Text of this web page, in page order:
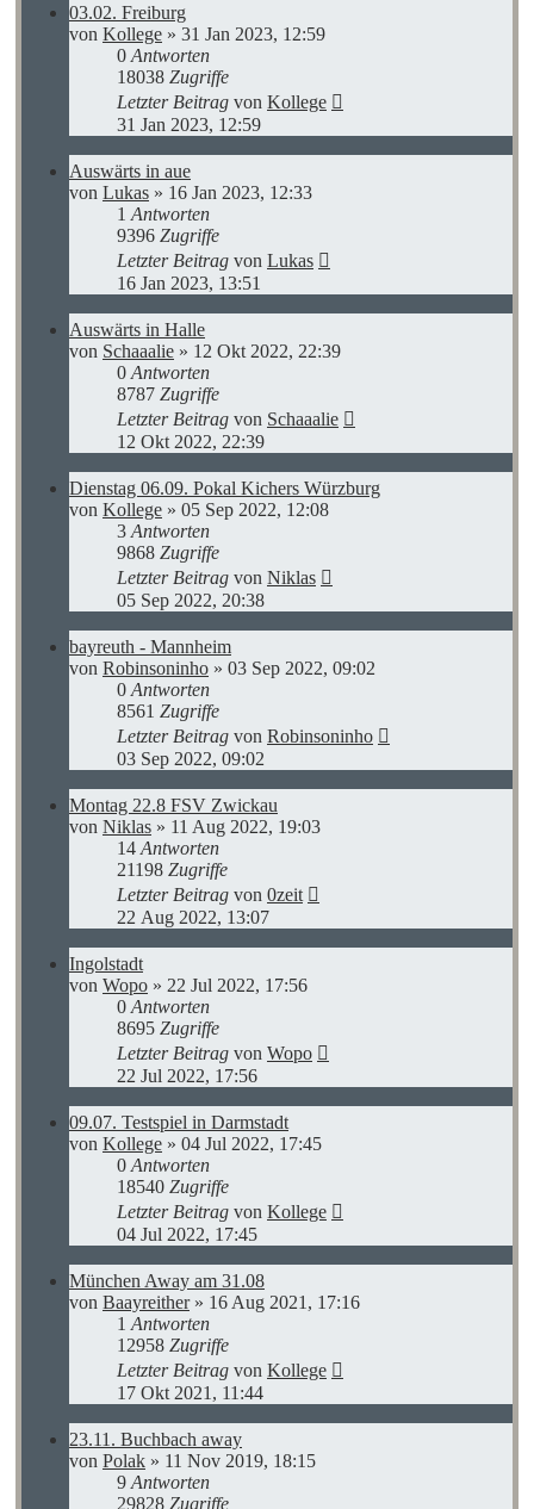
03.02. Freiburg
von Kollege » 31 Jan 2023, 12:59
0 Antworten
18038 Zugriffe
Letzter Beitrag von Kollege
31 Jan 2023, 12:59
Auswärts in aue
von Lukas » 16 Jan 2023, 12:33
1 Antworten
9396 Zugriffe
Letzter Beitrag von Lukas
16 Jan 2023, 13:51
Auswärts in Halle
von Schaaalie » 12 Okt 2022, 22:39
0 Antworten
8787 Zugriffe
Letzter Beitrag von Schaaalie
12 Okt 2022, 22:39
Dienstag 06.09. Pokal Kichers Würzburg
von Kollege » 05 Sep 2022, 12:08
3 Antworten
9868 Zugriffe
Letzter Beitrag von Niklas
05 Sep 2022, 20:38
bayreuth - Mannheim
von Robinsoninho » 03 Sep 2022, 09:02
0 Antworten
8561 Zugriffe
Letzter Beitrag von Robinsoninho
03 Sep 2022, 09:02
Montag 22.8 FSV Zwickau
von Niklas » 11 Aug 2022, 19:03
14 Antworten
21198 Zugriffe
Letzter Beitrag von 0zeit
22 Aug 2022, 13:07
Ingolstadt
von Wopo » 22 Jul 2022, 17:56
0 Antworten
8695 Zugriffe
Letzter Beitrag von Wopo
22 Jul 2022, 17:56
09.07. Testspiel in Darmstadt
von Kollege » 04 Jul 2022, 17:45
0 Antworten
18540 Zugriffe
Letzter Beitrag von Kollege
04 Jul 2022, 17:45
München Away am 31.08
von Baayreither» 16 Aug 2021, 17:16
1 Antworten
12958 Zugriffe
Letzter Beitrag von Kollege
17 Okt 2021, 11:44
23.11. Buchbach away
von Polak » 11 Nov 2019, 18:15
9 Antworten
29828 Zugriffe